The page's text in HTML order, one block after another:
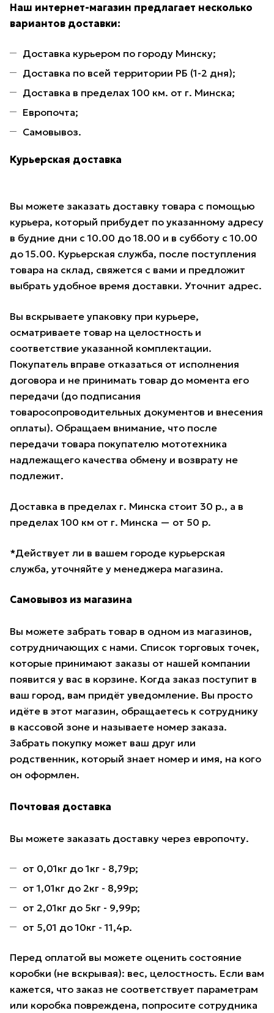
Наш интернет-магазин предлагает несколько
вариантов доставки:
Доставка курьером по городу Минску;
Доставка по всей территории РБ (1-2 дня);
Доставка в пределах 100 км. от г. Минска;
Европочта;
Самовывоз.
Курьерская доставка
Вы можете заказать доставку товара с помощью
курьера, который прибудет по указанному адресу
в будние дни с 10.00 до 18.00 и в субботу с 10.00
до 15.00. Курьерская служба, после поступления
товара на склад, свяжется с вами и предложит
выбрать удобное время доставки. Уточнит адрес.
Вы вскрываете упаковку при курьере,
осматриваете товар на целостность и
соответствие указанной комплектации.
Покупатель вправе отказаться от исполнения
договора и не принимать товар до момента его
передачи (до подписания
товаросопроводительных документов и внесения
оплаты). Обращаем внимание, что после
передачи товара покупателю мототехника
надлежащего качества обмену и возврату не
подлежит.
Доставка в пределах г. Минска стоит 30 р., а в
пределах 100 км от г. Минска — от 50 р.
*Действует ли в вашем городе курьерская
служба, уточняйте у менеджера магазина.
Самовывоз из магазина
Вы можете забрать товар в одном из магазинов,
сотрудничающих с нами. Список торговых точек,
которые принимают заказы от нашей компании
появится у вас в корзине. Когда заказ поступит в
ваш город, вам придёт уведомление. Вы просто
идёте в этот магазин, обращаетесь к сотруднику
в кассовой зоне и называете номер заказа.
Забрать покупку может ваш друг или
родственник, который знает номер и имя, на кого
он оформлен.
Почтовая доставка
Вы можете заказать доставку через европочту.
от 0,01кг до 1кг - 8,79р;
от 1,01кг до 2кг - 8,99р;
от 2,01кг до 5кг - 9,99р;
от 5,01 до 10кг - 11,4р.
Перед оплатой вы можете оценить состояние
коробки (не вскрывая): вес, целостность. Если вам
кажется, что заказ не соответствует параметрам
или коробка повреждена, попросите сотрудника